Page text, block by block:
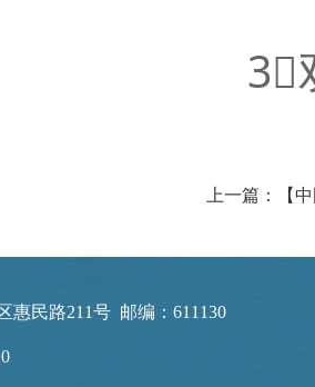
3⃣
惠民路211号 邮编：611130